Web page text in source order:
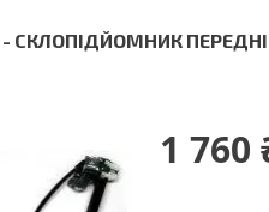
- СКЛОПІДЙОМНИК
1 760